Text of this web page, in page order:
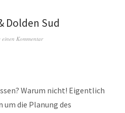
Dolden Sud
einen Kommentar
Warum nicht! Eigentlich
die Planung des